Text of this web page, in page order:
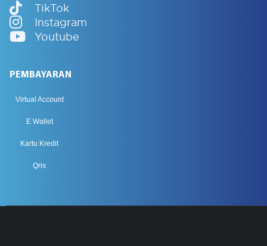
TikTok
Instagram
Youtube
PEMBAYARAN
Virtual Account
E Wallet
Kartu Kredit
Qris